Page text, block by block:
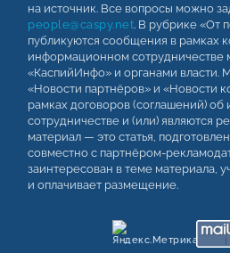
на источник. Все вопросы можно
people@caspy.net. В рубрике «От
публикуются сообщения в рамках
информационном сотрудничестве
«КаспийИнфо» и органами власти.
«Новости партнёров» и «Новости
рамках договоров (соглашений)
сотрудничестве и (или) являются
материал — это статья,
совместно с партнёром-
заинтересован в теме материала,
и оплачивает размещение.